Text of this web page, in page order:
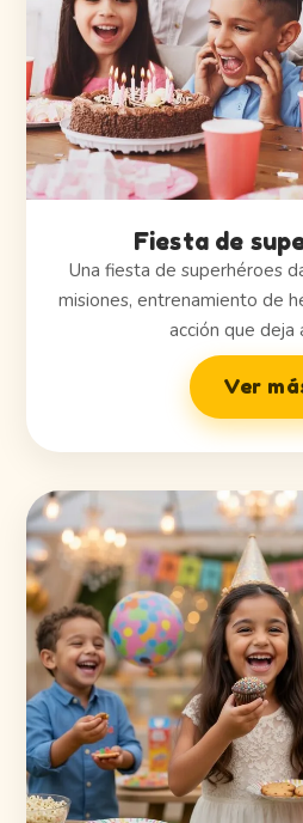
Fiesta de
Una fiesta de superhéroes
misiones, entrenamiento de
acción que deja
Ver